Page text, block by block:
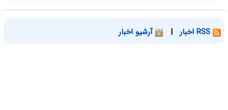
| آرشیو اخبار